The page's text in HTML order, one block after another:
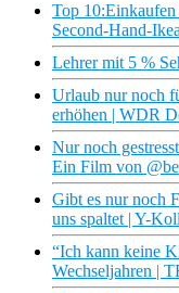
Top
Second-Hand-
Lehrer mit 5 %
Urlaub nur noch
erhöhen | WDR
Nur noch
Ein Film von
Gibt es nur noch
uns spaltet | Y-
“Ich kann keine
Wechseljahren |